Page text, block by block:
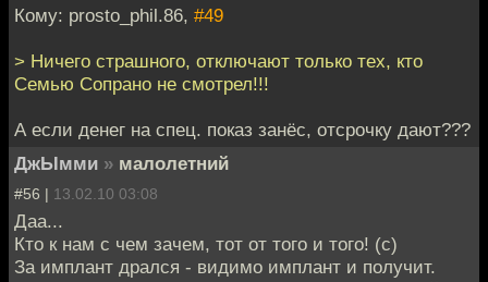
Кому: prosto_phil.86, #49
> Ничего страшного, отключают только тех, кто
Семью Сопрано не смотрел!!!
А если денег на спец. показ занёс, отсрочку дают???
ДжЫмми » малолетний
#56 | 13.02.10 03:08
Даа...
Кто к нам с чем зачем, тот от того и того! (c)
За имплант дрался - видимо имплант и получит.